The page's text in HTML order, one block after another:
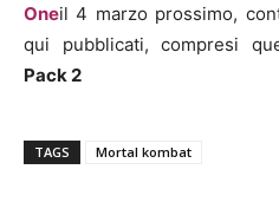
Oneil 4 marzo prossimo,
qui pubblicati, compresi
Pack 2
TAGS Mortal kombat